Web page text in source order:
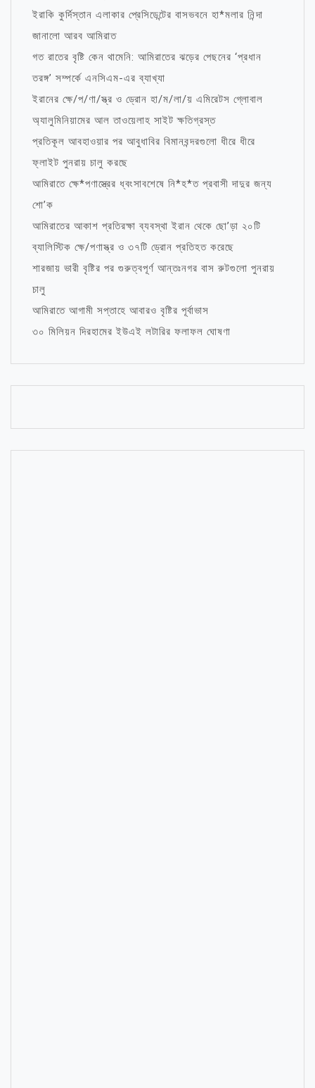
ইরাকি কুর্দিস্তান এলাকার প্রেসিডেন্টের বাসভবনে হা*মলার নিন্দা
জানালো আরব আমিরাত
গত রাতের বৃষ্টি কেন থামেনি: আমিরাতের ঝড়ের পেছনের ‘প্রধান
তরঙ্গ’ সম্পর্কে এনসিএম-এর ব্যাখ্যা
ইরানের ক্ষে/প/ণা/স্ত্র ও ড্রোন হা/ম/লা/য় এমিরেটস গ্লোবাল
অ্যালুমিনিয়ামের আল তাওয়েলাহ সাইট ক্ষতিগ্রস্ত
প্রতিকূল আবহাওয়ার পর আবুধাবির বিমানবন্দরগুলো ধীরে ধীরে
ফ্লাইট পুনরায় চালু করছে
আমিরাতে ক্ষে*পণাস্ত্রের ধ্বংসাবশেষে নি*হ*ত প্রবাসী দাদুর জন্য
শো’ক
আমিরাতের আকাশ প্রতিরক্ষা ব্যবস্থা ইরান থেকে ছো’ড়া ২০টি
ব্যালিস্টিক ক্ষে/পণাস্ত্র ও ৩৭টি ড্রোন প্রতিহত করেছে
শারজায় ভারী বৃষ্টির পর গুরুত্বপূর্ণ আন্তঃনগর বাস রুটগুলো পুনরায়
চালু
আমিরাতে আগামী সপ্তাহে আবারও বৃষ্টির পূর্বাভাস
৩০ মিলিয়ন দিরহামের ইউএই লটারির ফলাফল ঘোষণা